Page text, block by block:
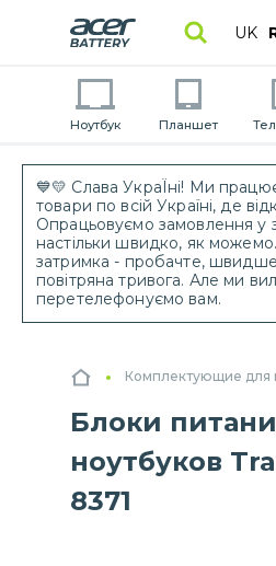
💙💛 Слава УкраЇні! Ми
товари по всій Україні, де
Опрацьовуємо замовлення у
настільки швидко, як
затримка - пробачте,
повітряна тривога. Але ми
перетелефонуємо вам.
UK
Ноутбук Планшет
Комплектующие для
Блоки
ноутбуков
8371